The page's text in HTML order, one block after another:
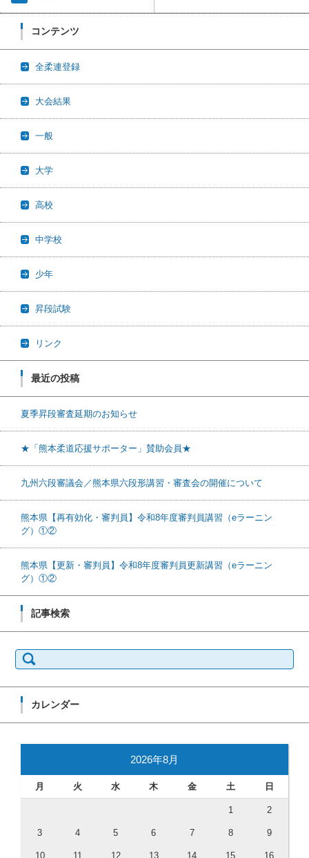
コンテンツ
全柔連登録
大会結果
一般
大学
高校
中学校
少年
昇段試験
リンク
最近の投稿
夏季昇段審査延期のお知らせ
★「熊本柔道応援サポーター」賛助会員★
九州六段審議会／熊本県六段形講習・審査会の開催について
熊本県【再有効化・審判員】令和8年度審判員講習（eラーニン
グ）①②
熊本県【更新・審判員】令和8年度審判員更新講習（eラーニン
グ）①②
記事検索
検索:
カレンダー
2026年8月
月 火 水 木 金 土 日
1 2
3 4 5 6 7 8 9
10 11 12 13 14 15 16